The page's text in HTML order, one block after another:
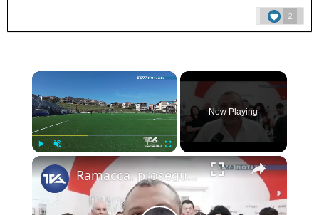
2
×
Unmute Fullscreen
Now Playing
×
Ramacca, proseguono i lavori al campo sportivo. Il sindaco Gravina contro gli atti vandalici: "Tolle